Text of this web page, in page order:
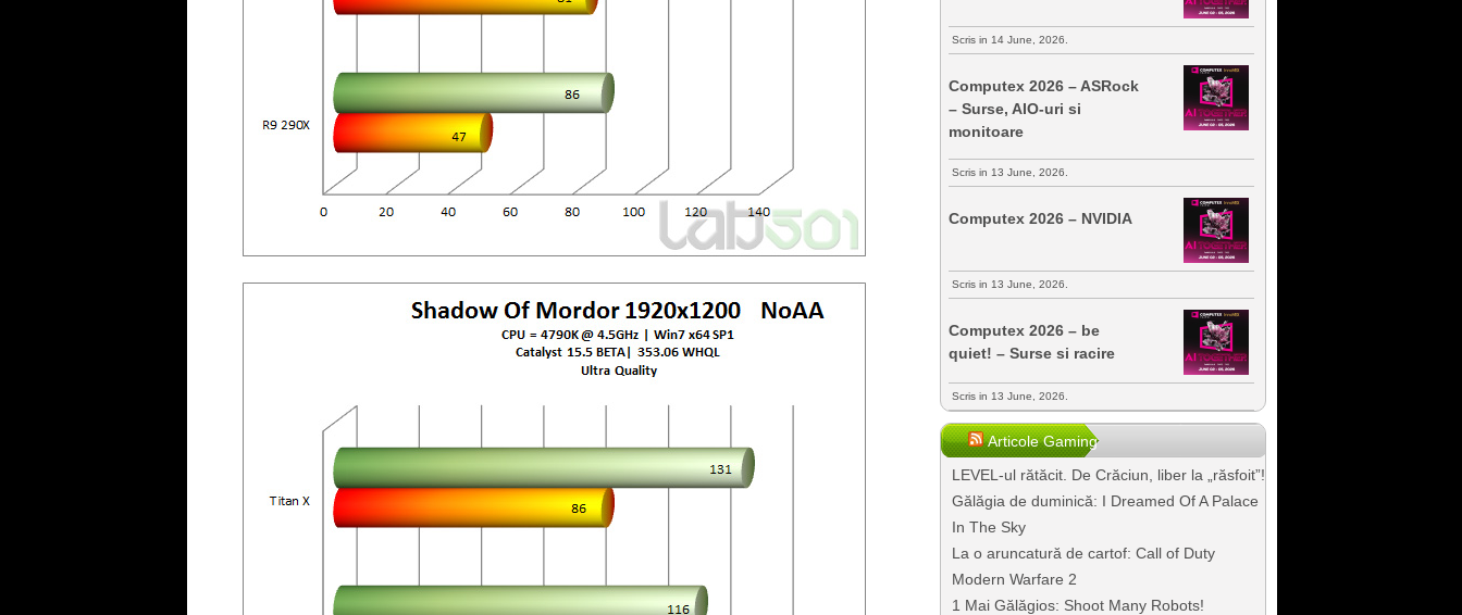
Scris in 14 June, 2026.
Computex 2026 – ASRock
– Surse, AIO-uri si
monitoare
Scris in 13 June, 2026.
Computex 2026 – NVIDIA
Scris in 13 June, 2026.
Computex 2026 – be
quiet! – Surse si racire
Scris in 13 June, 2026.
Articole Gaming
LEVEL-ul rătăcit. De Crăciun, liber la „răsfoit”!
Gălăgia de duminică: I Dreamed Of A Palace
In The Sky
La o aruncatură de cartof: Call of Duty
Modern Warfare 2
1 Mai Gălăgios: Shoot Many Robots!